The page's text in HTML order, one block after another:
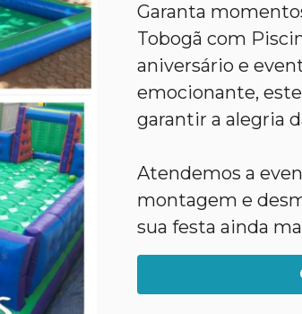
Garanta
Tobogã com
aniversário e
emocionante,
garantir a alegria
Atendemos a
montagem e
sua festa ainda